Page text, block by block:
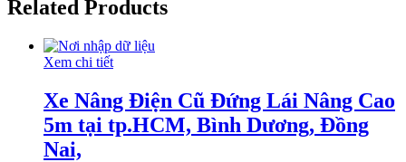
Related Products
Xem chi tiết
Xe Nâng Điện Cũ Đứng Lái Nâng Cao
5m tại tp.HCM, Bình Dương, Đồng
Nai,